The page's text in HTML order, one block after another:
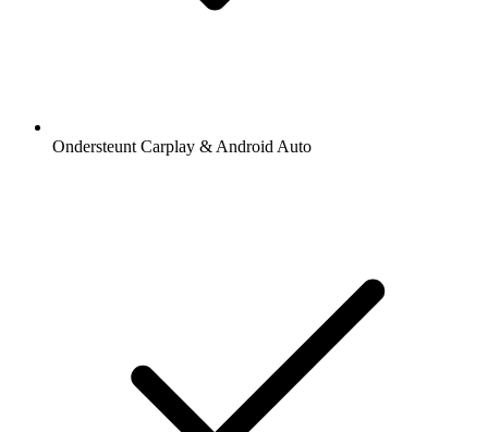
Ondersteunt Carplay & Android Auto